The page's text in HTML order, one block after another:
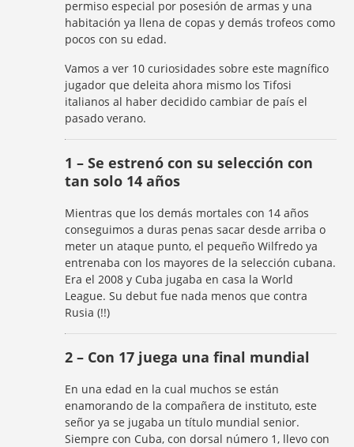
permiso especial por posesión de armas y una
habitación ya llena de copas y demás trofeos como
pocos con su edad.
Vamos a ver 10 curiosidades sobre este magnífico
jugador que deleita ahora mismo los Tifosi
italianos al haber decidido cambiar de país el
pasado verano.
1 – Se estrenó con su selección con
tan solo 14 años
Mientras que los demás mortales con 14 años
conseguimos a duras penas sacar desde arriba o
meter un ataque punto, el pequeño Wilfredo ya
entrenaba con los mayores de la selección cubana.
Era el 2008 y Cuba jugaba en casa la World
League. Su debut fue nada menos que contra
Rusia (!!)
2 – Con 17 juega una final mundial
En una edad en la cual muchos se están
enamorando de la compañera de instituto, este
señor ya se jugaba un título mundial senior.
Siempre con Cuba, con dorsal número 1, llevo con